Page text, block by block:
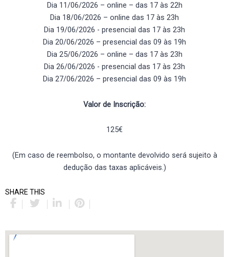
Dia 11/06/2026 – online – das 17 às 22h
Dia 18/06/2026 – online das 17 às 23h
Dia 19/06/2026 - presencial das 17 às 23h
Dia 20/06/2026 – presencial das 09 às 19h
Dia 25/06/2026 – online – das 17 às 23h
Dia 26/06/2026 - presencial das 17 às 23h
Dia 27/06/2026 – presencial das 09 às 19h
Valor de Inscrição:
125€
(Em caso de reembolso, o montante devolvido será sujeito à
dedução das taxas aplicáveis.)
SHARE THIS